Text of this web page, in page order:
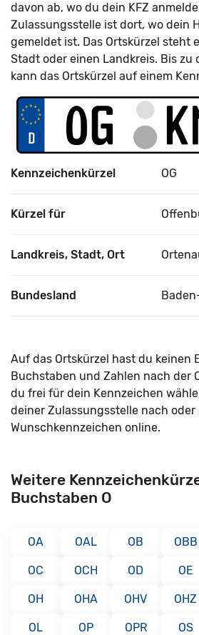
davon ab, wo du dein KFZ
Zulassungsstelle ist dort, wo dein
gemeldet ist. Das Ortskürzel steht
Stadt oder einen Landkreis. Bis zu
kann das Ortskürzel auf einem
Kennzeichenkürzel OG
Kürzel für
Landkreis, Stadt, Ort
Bundesland
Auf das Ortskürzel hast du keinen
Buchstaben und Zahlen nach der
du frei für dein Kennzeichen
deiner Zulassungsstelle nach
Wunschkennzeichen online.
Weitere
Buchstaben O
OA OAL OB OBB
OC OCH OD OE
OH OHA OHV OHZ
OL OP OPR OS